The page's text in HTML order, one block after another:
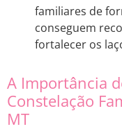
familiares de
conseguem
fortalecer os
A Importância
Constelação
MT